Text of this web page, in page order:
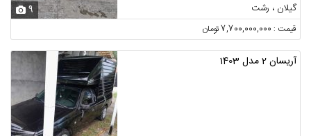
گیلان ، رشت 9
قیمت : 7,700,000,000 تومان
آریسان 2 مدل 1403